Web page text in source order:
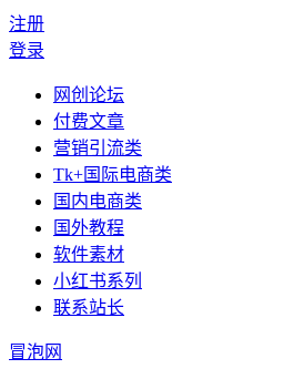
注册
登录
网创论坛
付费文章
营销引流类
Tk+国际电商类
国内电商类
国外教程
软件素材
小红书系列
联系站长
冒泡网